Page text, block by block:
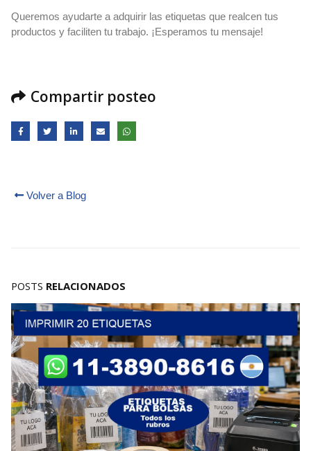
Queremos ayudarte a adquirir las etiquetas que realcen tus
productos y faciliten tu trabajo. ¡Esperamos tu mensaje!
Compartir posteo
Volver a Blog
POSTS RELACIONADOS